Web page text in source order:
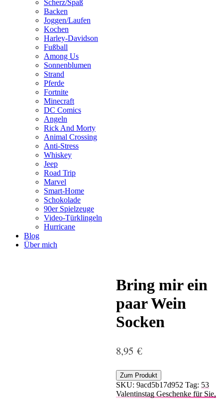
Scherz/Spaß
Backen
Joggen/Laufen
Kochen
Harley-Davidson
Fußball
Among Us
Sonnenblumen
Strand
Pferde
Fortnite
Minecraft
DC Comics
Angeln
Rick And Morty
Animal Crossing
Anti-Stress
Whiskey
Jeep
Road Trip
Marvel
Smart-Home
Schokolade
90er Spielzeuge
Video-Türklingeln
Hurricane
Blog
Über mich
Bring mir ein
paar Wein
Socken
8,95 €
Zum Produkt
SKU: 9acd5b17d952 Tag: 53
Valentinstag Geschenke für Sie,